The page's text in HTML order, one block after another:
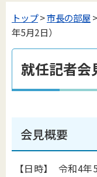
トップ>市長の部屋>
年5月2日）
就任記者会
会見概要
【日時】 令和4